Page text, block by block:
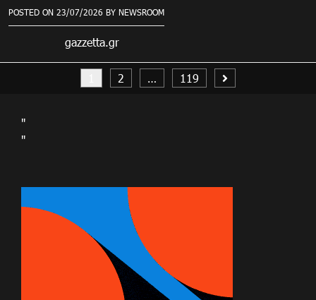
POSTED ON 23/07/2026 BY NEWSROOM
gazzetta.gr
2 … 119
"
"